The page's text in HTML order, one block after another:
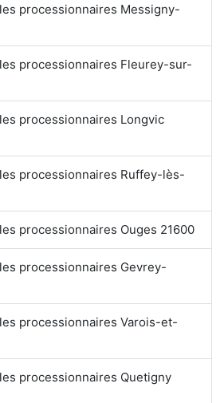
processionnaires Messigny-
processionnaires Fleurey-sur-
processionnaires Longvic
processionnaires Ruffey-lès-
processionnaires Ouges 21600
processionnaires Gevrey-
processionnaires Varois-et-
processionnaires Quetigny